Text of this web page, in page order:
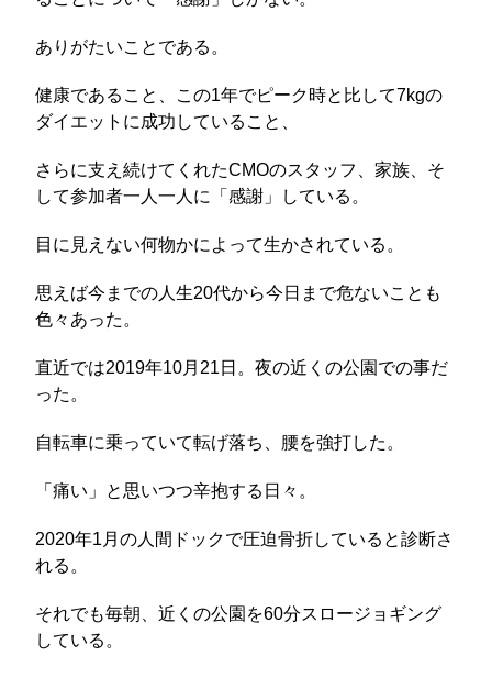
ありがたいことである。
健康であること、この1年でピーク時と比して7kgの
ダイエットに成功していること、
さらに支え続けてくれたCMOのスタッフ、家族、そ
して参加者一人一人に「感謝」している。
目に見えない何物かによって生かされている。
思えば今までの人生20代から今日まで危ないことも
色々あった。
直近では2019年10月21日。夜の近くの公園での事だ
った。
自転車に乗っていて転げ落ち、腰を強打した。
「痛い」と思いつつ辛抱する日々。
2020年1月の人間ドックで圧迫骨折していると診断さ
れる。
それでも毎朝、近くの公園を60分スロージョギング
している。